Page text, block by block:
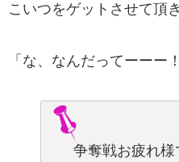
こいつをゲットさせて頂
「な、なんだってーー
争奪戦お疲れ様